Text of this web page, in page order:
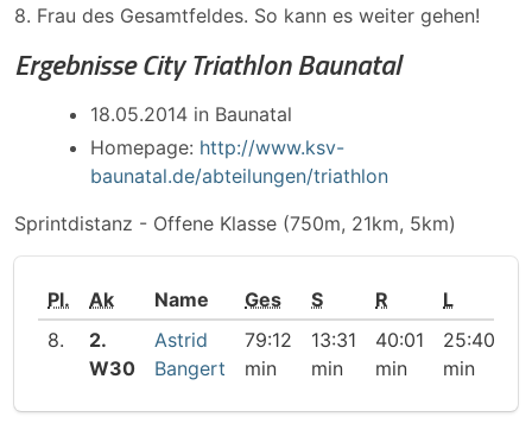
8. Frau des Gesamtfeldes. So kann es weiter gehen!
Ergebnisse City Triathlon Baunatal
18.05.2014 in Baunatal
Homepage: http://www.ksv-
baunatal.de/abteilungen/triathlon
Sprintdistanz - Offene Klasse (750m, 21km, 5km)
Pl. Ak Name Ges S R
L
8.
2.
W30
Astrid
Bangert
79:12
min
13:31
min
40:01
min
25:40
min